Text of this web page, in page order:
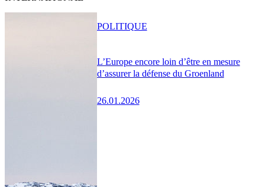
L’Europe encore loin d’être en mesure
d’assurer la défense du Groenland
26.01.2026
POLITIQUE